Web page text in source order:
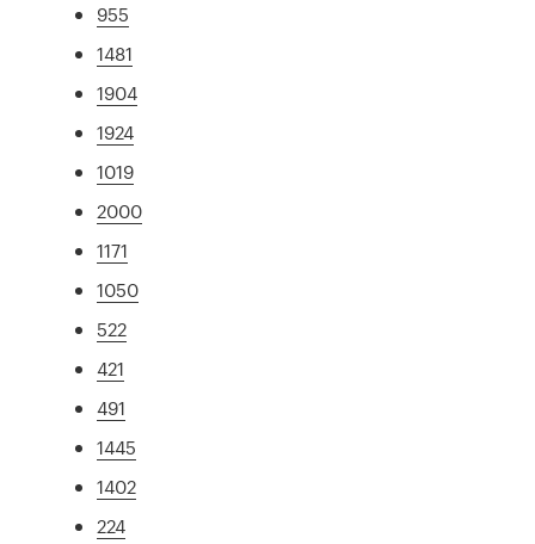
955
1481
1904
1924
1019
2000
1171
1050
522
421
491
1445
1402
224